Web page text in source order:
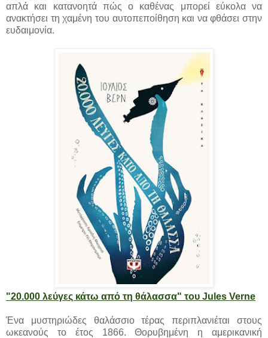
απλά και κατανοητά πώς ο καθένας μπορεί εύκολα να
ανακτήσει τη χαμένη του αυτοπεποίθηση και να φθάσει στην
ευδαιμονία.
"20.000 λεύγες κάτω από τη θάλασσα" του Jules Verne
Ένα μυστηριώδες θαλάσσιο τέρας περιπλανιέται στους
ωκεανούς το έτος 1866. Θορυβημένη η αμερικανική